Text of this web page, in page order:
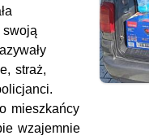
swoją
straż,
mieszkańcy
wzajemnie